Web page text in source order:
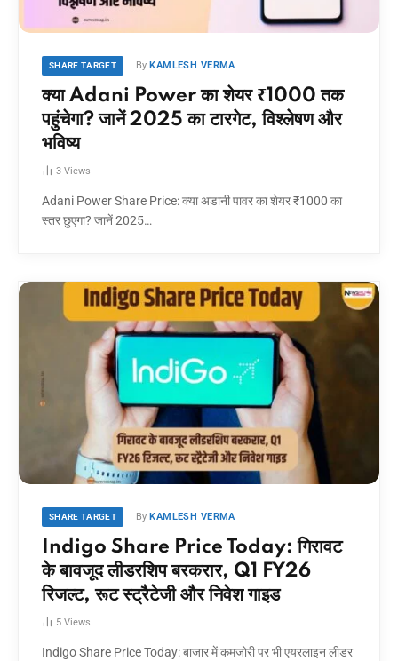
SHARE TARGET By KAMLESH VERMA
क्या Adani Power का शेयर ₹1000 तक
पहुंचेगा? जानें 2025 का टारगेट, विश्लेषण और
भविष्य
3 Views
Adani Power Share Price: क्या अडानी पावर का शेयर ₹1000 का
स्तर छुएगा? जानें 2025…
SHARE TARGET By KAMLESH VERMA
Indigo Share Price Today: गिरावट
के बावजूद लीडरशिप बरकरार, Q1 FY26
रिजल्ट, रूट स्ट्रैटेजी और निवेश गाइड
5 Views
Indigo Share Price Today: बाजार में कमजोरी पर भी एयरलाइन लीडर